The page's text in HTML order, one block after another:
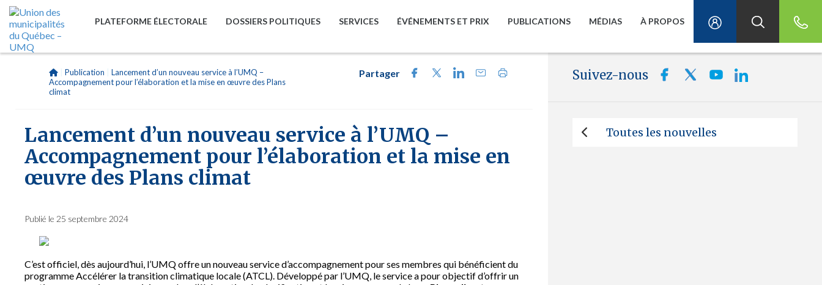
PLATEFORME ÉLECTORALE DOSSIERS POLITIQUES SERVICES ÉVÉNEMENTS ET PRIX PUBLICATIONS MÉDIAS À PROPOS
Publication
Lancement d’un nouveau service à l’UMQ –
Accompagnement pour l’élaboration et la mise en œuvre des Plans
climat
Partager
Lancement d’un nouveau service à l’UMQ –
Accompagnement pour l’élaboration et la mise en
œuvre des Plans climat
Publié le 25 septembre 2024
C’est officiel, dès aujourd’hui, l’UMQ offre un nouveau service d’accompagnement pour ses membres qui bénéficient du
programme Accélérer la transition climatique locale (ATCL). Développé par l’UMQ, le service a pour objectif d’offrir un
Suivez-nous
Toutes les nouvelles